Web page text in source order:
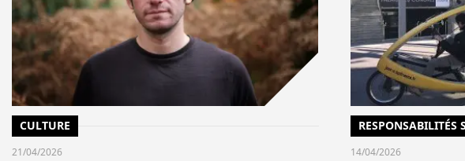
CULTURE
21/04/2026
RESPONSABILITÉS
14/04/2026